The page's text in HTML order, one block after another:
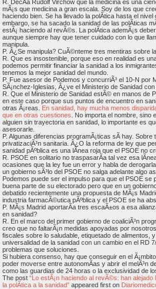
R. DecÃ­a Rudolf Virchow que la medicina es una
mÃ¡s que medicina a gran escala. Soy de los que
haciendo bien. Se ha llevado la polÃ­tica hasta el
embargo, se ha sacado la sanidad de las polÃ­ticas
estÃ¡ haciendo al revÃ©s. La polÃ­tica ademÃ¡s
aunque siempre hay que tener cuidado con lo que
manipula.
P. Â¿Se manipula? CuÃ©nteme tres mentiras sobre
R. Que es insostenible, porque eso en realidad es
podemos permitir financiar la sanidad a los
tenemos la mejor sanidad del mundo.
P. Fue asesor de Podemos y concurriÃ³ el 10-N por
SÃ¡nchez-Iglesias, Â¿ve el Ministerio de Sanidad
R. Que el Ministerio de Sanidad estÃ© en manos de
en este caso porque sus puntos de encuentro en
otras Ã¡reas. En sanidad, hay mucha menos
que en otras cuestiones . No importa el nombre, sino
alguien sin trayectoria en sanidad, lo importante es
asesorarle.
P. Algunas diferencias programÃ¡ticas sÃ­ hay. Sobre
privatizaciÃ³n sanitaria. Â¿O la reforma de ley que
sanidad pÃºblica es una lÃ­nea roja que el PSOE no
R. PSOE en solitario no traspasarÃ­a tal vez esa
ocasiones que la ley fue un error y habla de
un gobierno sÃ³lo del PSOE no salga adelante algo
Podemos puede ser el impulso para que el PSOE se
buena parte de su electorado pero que en un
debatido recientemente una propuesta de MÃ¡s
industria farmacÃ©utica pÃºblica y el PSOE se ha
P. MÃ¡s Madrid aportarÃ­a tres escaÃ±os a esa
en sanidad?
R. En el marco del primer gobierno de coaliciÃ³n
creo que no faltarÃ¡n medidas apoyadas por
fiscales sobre lo saludable, etiquetado de alimentos,
universalidad de la sanidad con un cambio en el RD
problemas que soluciones.
Si hubiera consenso, hay que conseguir en el
poder moverse entre autonomÃ­as y abrir el melÃ³n
como las guardias de 24 horas o la exclusividad de
The post “Lo estÃ¡n haciendo al revÃ©s: han
la polÃ­tica a la sanidad” appeared first on